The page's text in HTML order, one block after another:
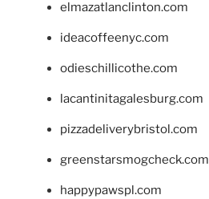
elmazatlanclinton.com
ideacoffeenyc.com
odieschillicothe.com
lacantinitagalesburg.com
pizzadeliverybristol.com
greenstarsmogcheck.com
happypawspl.com